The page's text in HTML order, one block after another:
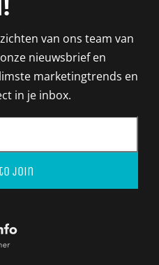
van ons team van
nieuwsbrief en
marketingtrends en
in je inbox.
join